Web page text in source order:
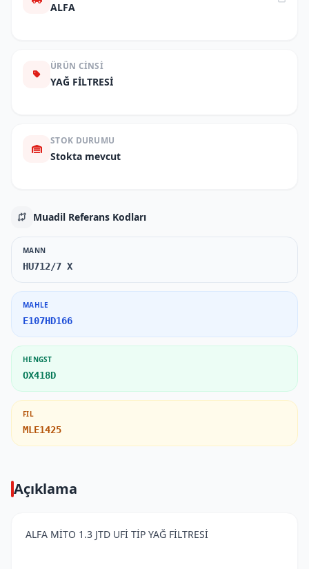
ALFA
ÜRÜN CINSI
YAĞ FİLTRESİ
STOK DURUMU
Stokta mevcut
Muadil Referans Kodları
MANN
HU712/7 X
MAHLE
E107HD166
HENGST
OX418D
FIL
MLE1425
Açıklama
ALFA MİTO 1.3 JTD UFİ TİP YAĞ FİLTRESİ